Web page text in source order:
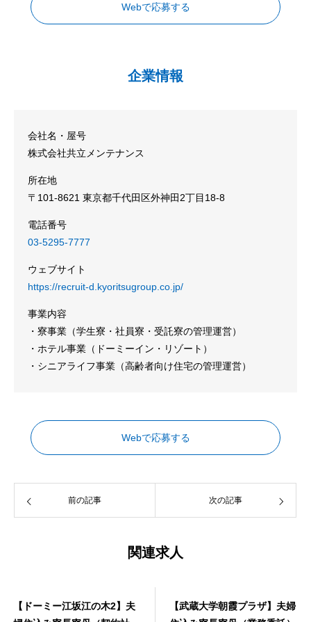
Webで応募する
企業情報
会社名・屋号
株式会社共立メンテナンス
所在地
〒101-8621 東京都千代田区外神田2丁目18-8
電話番号
03-5295-7777
ウェブサイト
https://recruit-d.kyoritsugroup.co.jp/
事業内容
・寮事業（学生寮・社員寮・受託寮の管理運営）
・ホテル事業（ドーミーイン・リゾート）
・シニアライフ事業（高齢者向け住宅の管理運営）
Webで応募する
前の記事 次の記事
関連求人
【ドーミー江坂江の木2】夫
【武蔵大学朝霞プラザ】夫婦